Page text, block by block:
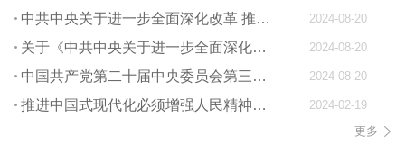
中共中央关于进一步全面深化改革 推进中国式现代化的决定 2024-08-20
关于《中共中央关于进一步全面深化改革、 推进中国式现代化的决定》的说明 2024-08-20
中国共产党第二十届中央委员会第三次全体会议公报 2024-08-20
推进中国式现代化必须增强人民精神力量
2024-02-19
更多